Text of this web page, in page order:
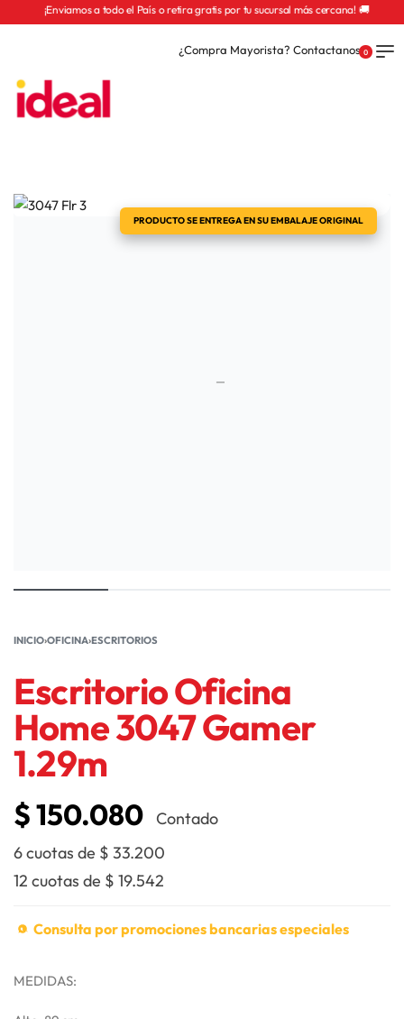
¡Enviamos a todo el País o retira gratis por tu sucursal más cercana! 🚚
¿Compra Mayorista? Contactanos 0
PRODUCTO SE ENTREGA EN SU EMBALAJE ORIGINAL
INICIO›OFICINA›ESCRITORIOS
Escritorio Oficina
Home 3047 Gamer
1.29m
$150.080
Contado
6 cuotas de $ 33.200
12 cuotas de $ 19.542
Consulta por promociones bancarias especiales
MEDIDAS: